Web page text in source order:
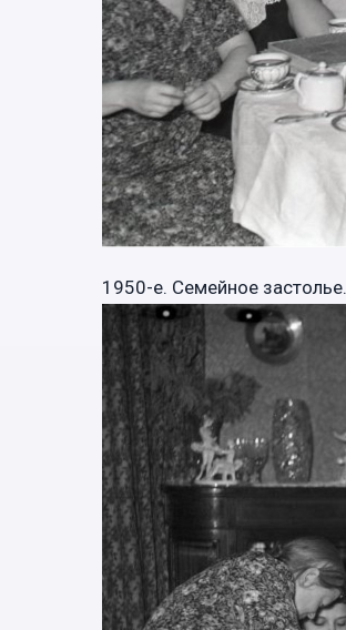
1950-е. Семейное застолье.